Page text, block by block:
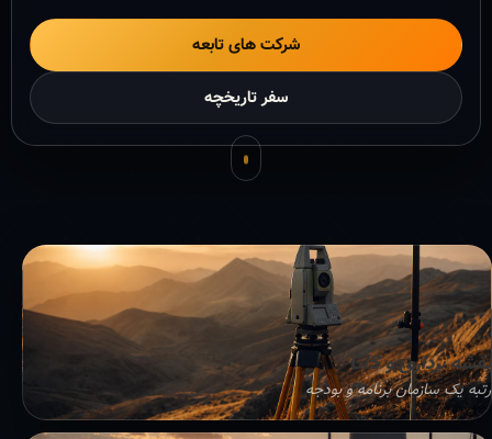
شرکت های تابعه
سفر تاریخچه
نقشه برداری و GIS
رتبه یک سازمان برنامه و بودجه